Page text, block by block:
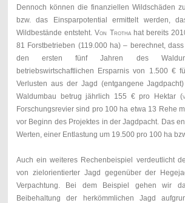
Dennoch können die finanziellen Wildschäden
bzw. das Einsparpotential ermittelt werden,
Wildbestände entsteht.Von Trothahat bereits
81 Forstbetrieben (119.000 ha) – berechnet,
den ersten fünf Jahren des
betriebswirtschaftlichen Ersparnis von 1.500 €
Verlusten aus der Jagd (entgangene
Waldumbau betrug jährlich 155 € pro Hektar (
Forschungsrevier sind pro 100 ha etwa 13 Rehe
vor Beginn des Projektes in der Jagdpacht. Das
Werten, einer Entlastung um 19.500 pro 100 ha
Auch ein weiteres Rechenbeispiel verdeutlicht
von zielorientierter Jagd gegenüber der
Verpachtung. Bei dem Beispiel gehen wir
Beibehaltung der herkömmlichen Jagd